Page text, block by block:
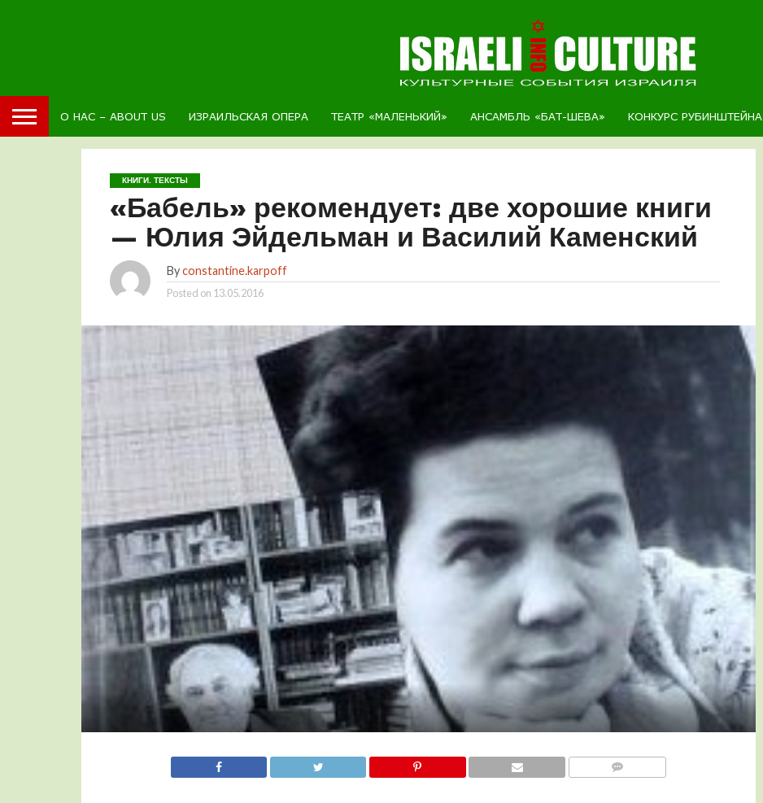
О НАС – ABOUT US ИЗРАИЛЬСКАЯ ОПЕРА ТЕАТР «МАЛЕНЬКИЙ» АНСАМБЛЬ «БАТ-ШЕВА» КОНКУРС РУБИНШТЕЙНА
КНИГИ. ТЕКСТЫ
«Бабель» рекомендует: две хорошие книги
— Юлия Эйдельман и Василий Каменский
Byconstantine.karpoff
Posted on 13.05.2016